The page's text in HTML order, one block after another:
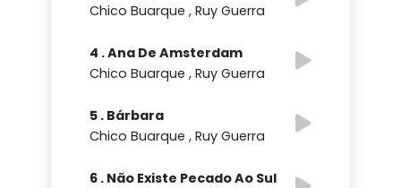
Chico Buarque , Ruy Guerra
4 . Ana De Amsterdam
Chico Buarque , Ruy Guerra
5 . Bárbara
Chico Buarque , Ruy Guerra
6 . Não Existe Pecado Ao Sul